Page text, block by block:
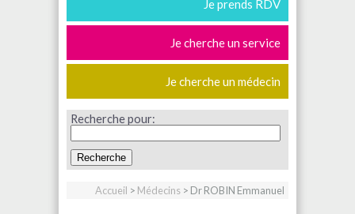
Je prends RDV
Je cherche un service
Je cherche un médecin
Recherche pour:
Accueil > Médecins > Dr ROBIN Emmanuel